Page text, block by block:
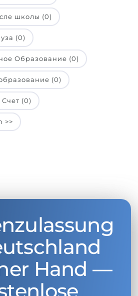
школы (0)
(0)
Образование (0)
(0)
(0)
>>
Hand —